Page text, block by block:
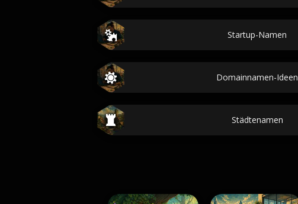
Startup-Namen
Domainnamen-Ideen
Städtenamen